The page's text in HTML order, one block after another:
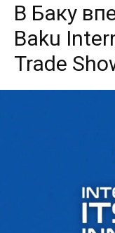
В Баку
Baku
Trade